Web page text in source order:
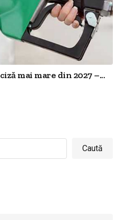
mai mare din 2027 –...